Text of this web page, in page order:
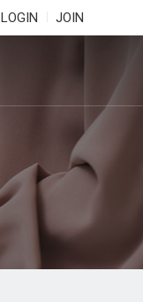
LOGIN JOIN